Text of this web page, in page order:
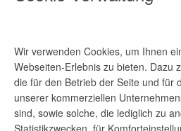
Unsere Projekte sind so
Als partnerschaftliches und
Kollektiv bieten wir eine
in einem Umfeld, in dem
und sich innerhalb einer
persönlich weiterentwickeln
Wir verwenden Cookies, um Ihnen
Webseiten-Erlebnis zu bieten. Dazu
die für den Betrieb der Seite und für
unserer kommerziellen
sind, sowie solche, die lediglich zu
Statistikzwecken, für